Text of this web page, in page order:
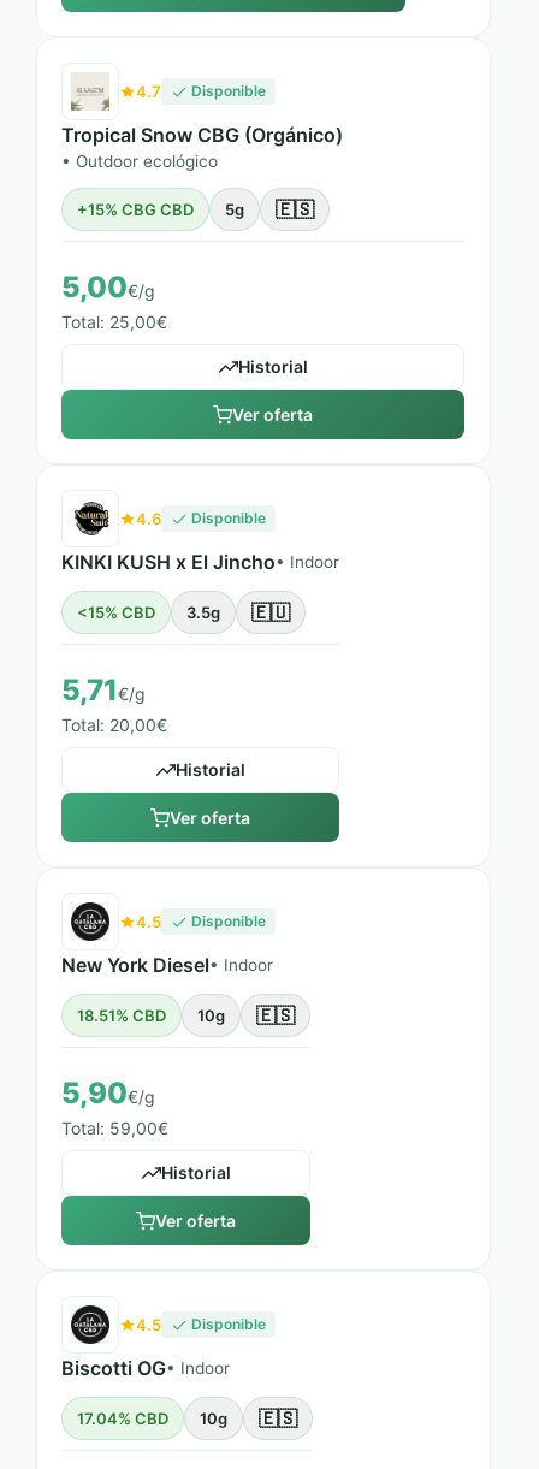
4.7 Disponible
Tropical Snow CBG (Orgánico)
• Outdoor ecológico
+15% CBG CBD 5g 🇪🇸
5,00€/g
Total: 25,00€
Historial
Ver oferta
4.6 Disponible
KINKI KUSH x El Jincho• Indoor
<15% CBD 3.5g 🇪🇺
5,71€/g
Total: 20,00€
Historial
Ver oferta
4.5 Disponible
New York Diesel• Indoor
18.51% CBD 10g 🇪🇸
5,90€/g
Total: 59,00€
Historial
Ver oferta
4.5 Disponible
Biscotti OG• Indoor
17.04% CBD 10g 🇪🇸